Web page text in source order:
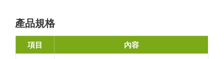
產品規格
項目
內容